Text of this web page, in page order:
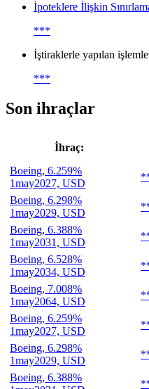
İpoteklere İlişkin
***
İştiraklerle yapılan
***
Son ihraçlar
İhraç:
Boeing, 6.259%
1may2027, USD
Boeing, 6.298%
1may2029, USD
Boeing, 6.388%
1may2031, USD
Boeing, 6.528%
1may2034, USD
Boeing, 7.008%
1may2064, USD
Boeing, 6.259%
1may2027, USD
Boeing, 6.298%
1may2029, USD
Boeing, 6.388%